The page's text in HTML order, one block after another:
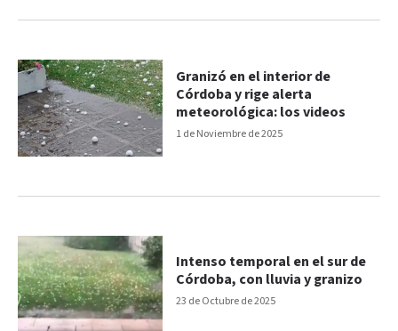
1 de Noviembre de 2025
Granizó en el interior de
Córdoba y rige alerta
meteorológica: los videos
23 de Octubre de 2025
Intenso temporal en el sur de
Córdoba, con lluvia y granizo